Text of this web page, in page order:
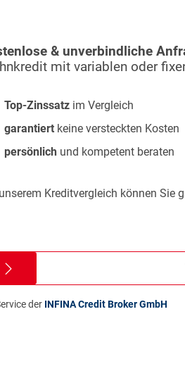
& unverbindliche
mit variablen oder
Top-Zinssatz im Vergleich
garantiert keine versteckten Kosten
persönlich und kompetent beraten
Kreditvergleich können Sie
der INFINA Credit Broker GmbH